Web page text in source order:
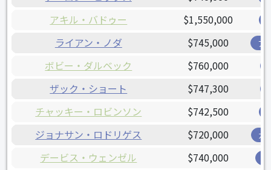
アキル・バドゥー $1,550,000
ライアン・ノダ $745,000 ア
ボビー・ダルベック $760,000
ザック・ショート $747,300
チャッキー・ロビンソン $742,500
ジョナサン・ロドリゲス $720,000 ガ
デービス・ウェンゼル $740,000